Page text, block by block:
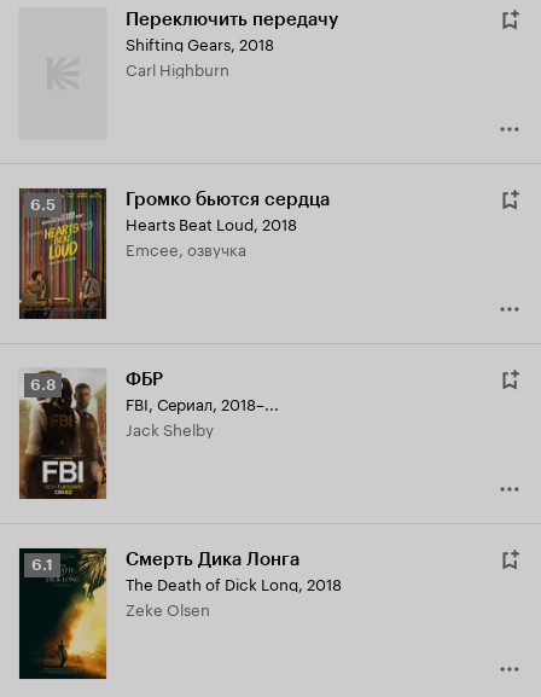
Переключить передачу
Shifting Gears, 2018
Carl Highburn
Рейтинг
Кинопоиска
6.5
6.5 Громко бьются сердца
Hearts Beat Loud, 2018
Emcee, озвучка
Рейтинг
Кинопоиска
6.8
6.8 ФБР
FBI, Сериал, 2018–...
Jack Shelby
Рейтинг
Кинопоиска
6.1 Смерть Дика Лонга
The Death of Dick Long, 2018
Zeke Olsen